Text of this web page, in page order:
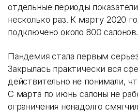
отдельные периоды
несколько раз. К марту 2020
подключено около 800 салонов.
Пандемия стала первым
Закрылась практически вся
действительно не понимали,
С марта по июнь салоны не
ограничения ненадолго